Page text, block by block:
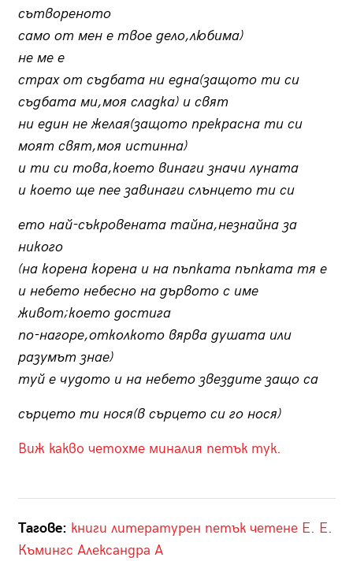
сътвореното
само от мен е твое дело,любима)
не ме е
страх от съдбата ни една(защото ти си
съдбата ми,моя сладка) и свят
ни един не желая(защото прекрасна ти си
моят свят,моя истинна)
и ти си това,което винаги значи луната
и което ще пее завинаги слънцето ти си
ето най-съкровената тайна,незнайна за
никого
(на корена корена и на пъпката пъпката тя е
и небето небесно на дървото с име
живот;което достига
по-нагоре,отколкото вярва душата или
разумът знае)
туй е чудото и на небето звездите защо са
сърцето ти нося(в сърцето си го нося)
Виж какво четохме миналия петък тук.
Тагове: книги литературен петък четене Е. Е.
Къмингс Александра А